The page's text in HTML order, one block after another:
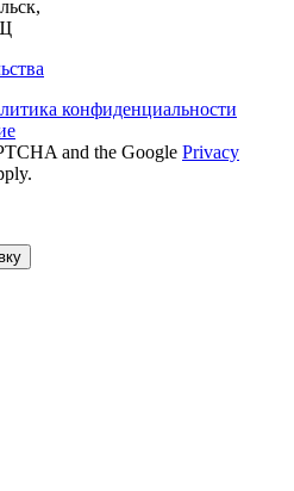
конфиденциальности
and the Google Privacy